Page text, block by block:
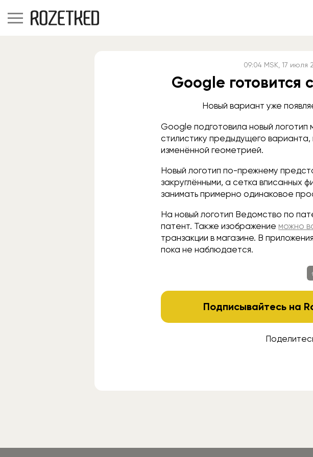
09:04 MSK, 17 июля
Google готовится
Новый вариант уже
Google подготовила новый логотип
стилистику предыдущего
изменённой геометрией.
Новый логотип по-прежнему
закруглёнными, а сетка вписанных
занимать примерно одинаковое
На новый логотип Ведомство по
патент. Также изображение можно
транзакции в магазине. В
пока не наблюдается.
Подписывайтесь на